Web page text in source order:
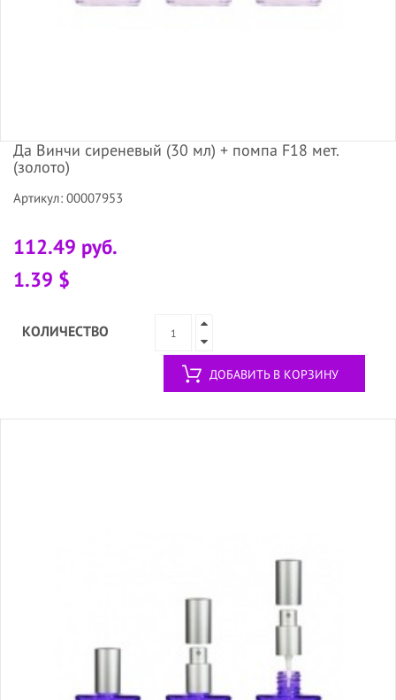
Да Винчи сиреневый (30 мл) + помпа F18 мет.
(золото)
Артикул: 00007953
112.49 руб.
1.39 $
КОЛИЧЕСТВО
ДОБАВИТЬ В КОРЗИНУ